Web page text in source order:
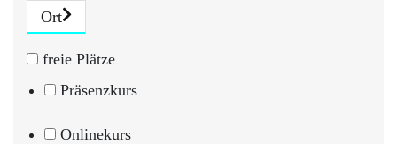
Ort
freie Plätze
Präsenzkurs
Onlinekurs